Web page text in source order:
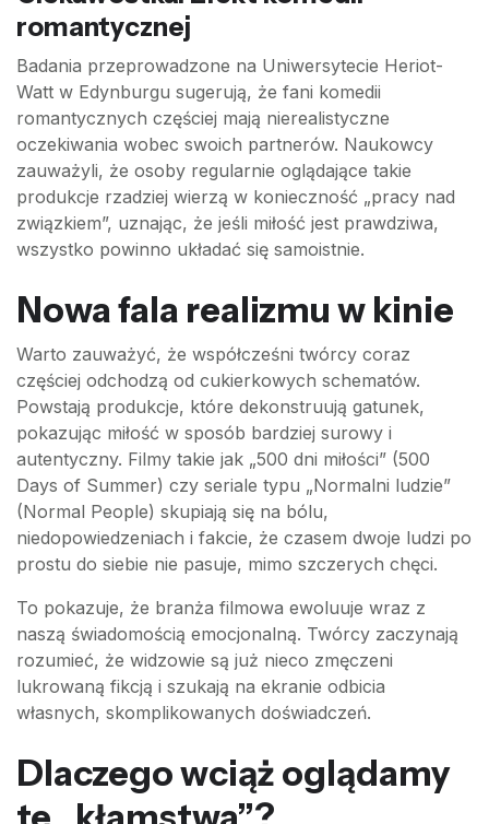
romantycznej
Badania przeprowadzone na Uniwersytecie Heriot-
Watt w Edynburgu sugerują, że fani komedii
romantycznych częściej mają nierealistyczne
oczekiwania wobec swoich partnerów. Naukowcy
zauważyli, że osoby regularnie oglądające takie
produkcje rzadziej wierzą w konieczność „pracy nad
związkiem”, uznając, że jeśli miłość jest prawdziwa,
wszystko powinno układać się samoistnie.
Nowa fala realizmu w kinie
Warto zauważyć, że współcześni twórcy coraz
częściej odchodzą od cukierkowych schematów.
Powstają produkcje, które dekonstruują gatunek,
pokazując miłość w sposób bardziej surowy i
autentyczny. Filmy takie jak „500 dni miłości” (500
Days of Summer) czy seriale typu „Normalni ludzie”
(Normal People) skupiają się na bólu,
niedopowiedzeniach i fakcie, że czasem dwoje ludzi po
prostu do siebie nie pasuje, mimo szczerych chęci.
To pokazuje, że branża filmowa ewoluuje wraz z
naszą świadomością emocjonalną. Twórcy zaczynają
rozumieć, że widzowie są już nieco zmęczeni
lukrowaną fikcją i szukają na ekranie odbicia
własnych, skomplikowanych doświadczeń.
Dlaczego wciąż oglądamy